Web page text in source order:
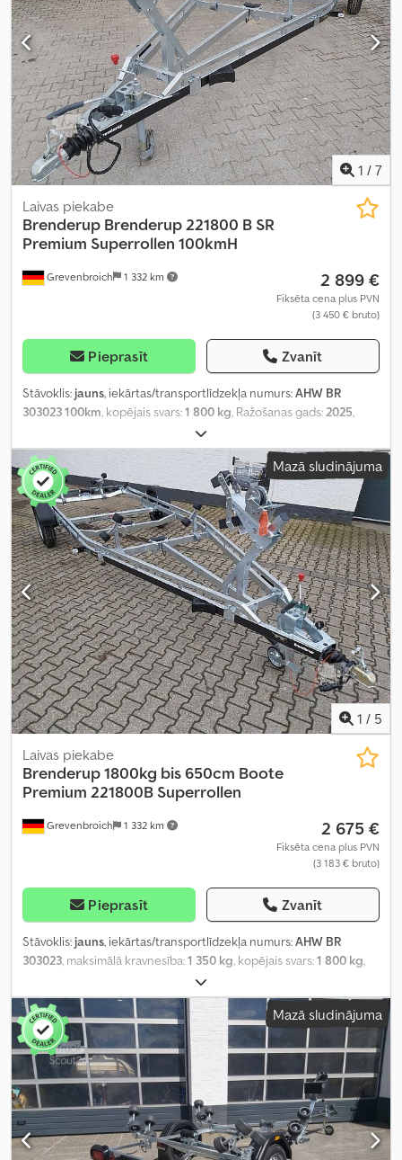
1 / 7
Grevenbroich 1 332 km
Laivas piekabe
Brenderup Brenderup 221800 B SR
Premium Superrollen 100kmH
2 899 €
Fiksēta cena plus PVN
(3 450 € bruto)
Pieprasīt Zvanīt
Stāvoklis: jauns, iekārtas/transportlīdzekļa numurs:AHW BR
303023 100km, kopējais svars:1 800 kg, Ražošanas gads:2025,
Mazā sludinājuma
1 / 5
Grevenbroich 1 332 km
Laivas piekabe
Brenderup1800kg bis 650cm Boote
Premium 221800B Superrollen
2 675 €
Fiksēta cena plus PVN
(3 183 € bruto)
Pieprasīt Zvanīt
Stāvoklis: jauns, iekārtas/transportlīdzekļa numurs:AHW BR
303023, maksimālā kravnesība:1 350 kg, kopējais svars:1 800 kg,
Mazā sludinājuma